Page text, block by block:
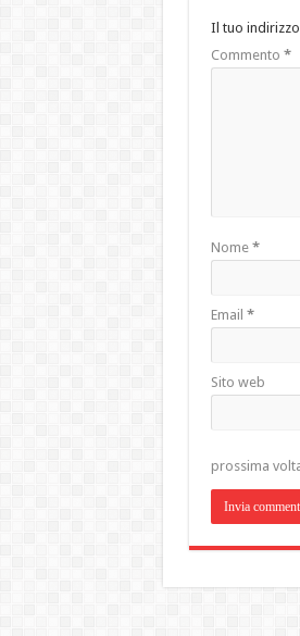
Il tuo
Commento *
Nome *
Email *
Sito web
prossima